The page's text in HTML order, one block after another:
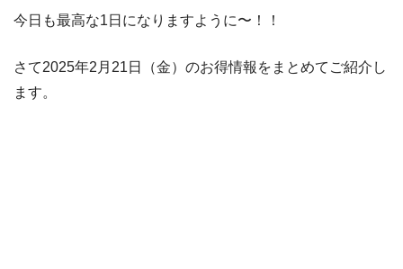
今日も最高な1日になりますように〜！！
さて2025年2月21日（金）のお得情報をまとめてご紹介し
ます。